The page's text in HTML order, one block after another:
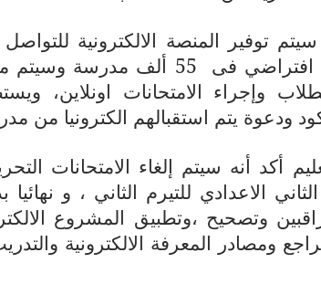
توفير المنصة الالكترونية
55 ألف مدرسة
وإجراء الامتحانات اونلاين،
ودعوة يتم استقبالهم الكترونيا من
أكد أنه سيتم إلغاء الامتحانات
وتصحيح ،وتطبيق المشروع
ومصادر المعرفة الالكترونية